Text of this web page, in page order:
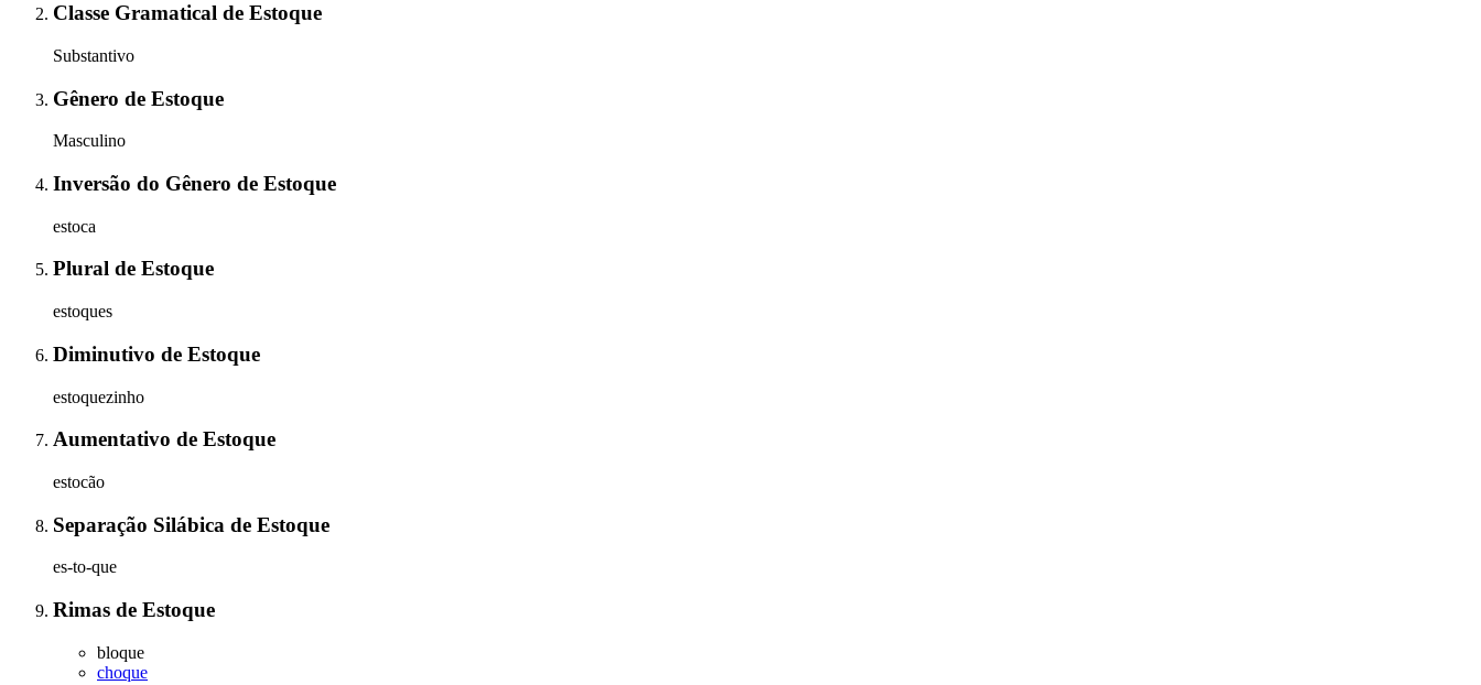
Classe Gramatical de Estoque
Substantivo
Gênero de Estoque
Masculino
Inversão do Gênero de Estoque
estoca
Plural de Estoque
estoques
Diminutivo de Estoque
estoquezinho
Aumentativo de Estoque
estocão
Separação Silábica de Estoque
es-to-que
Rimas de Estoque
bloque
choque